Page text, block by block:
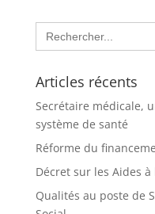
Search
for:
Articles récents
Secrétaire médicale,
système de santé
Réforme du
Décret sur les Aides à
Qualités au poste de